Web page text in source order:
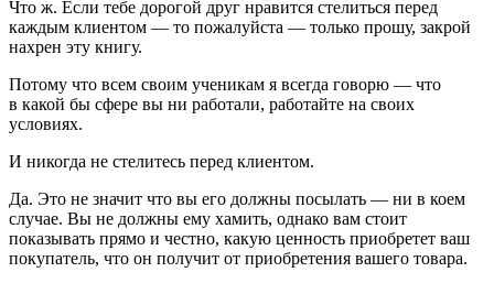
Что ж. Если тебе дорогой друг нравится стелиться перед
каждым клиентом — то пожалуйста — только прошу, закрой
нахрен эту книгу.
Потому что всем своим ученикам я всегда говорю — что
в какой бы сфере вы ни работали, работайте на своих
условиях.
И никогда не стелитесь перед клиентом.
Да. Это не значит что вы его должны посылать — ни в коем
случае. Вы не должны ему хамить, однако вам стоит
показывать прямо и честно, какую ценность приобретет ваш
покупатель, что он получит от приобретения вашего товара.